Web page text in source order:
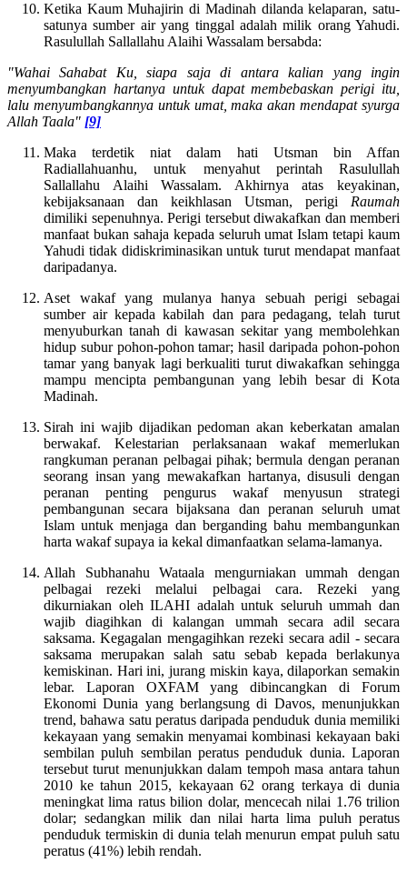
Ketika Kaum Muhajirin di Madinah dilanda kelaparan, satu-
satunya sumber air yang tinggal adalah milik orang Yahudi.
Rasulullah Sallallahu Alaihi Wassalam bersabda:
"Wahai Sahabat Ku, siapa saja di antara kalian yang ingin
menyumbangkan hartanya untuk dapat membebaskan perigi itu,
lalu menyumbangkannya untuk umat, maka akan mendapat syurga
Allah Taala" [9]
Maka terdetik niat dalam hati Utsman bin Affan
Radiallahuanhu, untuk menyahut perintah Rasulullah
Sallallahu Alaihi Wassalam. Akhirnya atas keyakinan,
kebijaksanaan dan keikhlasan Utsman, perigi Raumah
dimiliki sepenuhnya. Perigi tersebut diwakafkan dan memberi
manfaat bukan sahaja kepada seluruh umat Islam tetapi kaum
Yahudi tidak didiskriminasikan untuk turut mendapat manfaat
daripadanya.
Aset wakaf yang mulanya hanya sebuah perigi sebagai
sumber air kepada kabilah dan para pedagang, telah turut
menyuburkan tanah di kawasan sekitar yang membolehkan
hidup subur pohon-pohon tamar; hasil daripada pohon-pohon
tamar yang banyak lagi berkualiti turut diwakafkan sehingga
mampu mencipta pembangunan yang lebih besar di Kota
Madinah.
Sirah ini wajib dijadikan pedoman akan keberkatan amalan
berwakaf. Kelestarian perlaksanaan wakaf memerlukan
rangkuman peranan pelbagai pihak; bermula dengan peranan
seorang insan yang mewakafkan hartanya, disusuli dengan
peranan penting pengurus wakaf menyusun strategi
pembangunan secara bijaksana dan peranan seluruh umat
Islam untuk menjaga dan berganding bahu membangunkan
harta wakaf supaya ia kekal dimanfaatkan selama-lamanya.
Allah Subhanahu Wataala mengurniakan ummah dengan
pelbagai rezeki melalui pelbagai cara. Rezeki yang
dikurniakan oleh ILAHI adalah untuk seluruh ummah dan
wajib diagihkan di kalangan ummah secara adil secara
saksama. Kegagalan mengagihkan rezeki secara adil - secara
saksama merupakan salah satu sebab kepada berlakunya
kemiskinan. Hari ini, jurang miskin kaya, dilaporkan semakin
lebar. Laporan OXFAM yang dibincangkan di Forum
Ekonomi Dunia yang berlangsung di Davos, menunjukkan
trend, bahawa satu peratus daripada penduduk dunia memiliki
kekayaan yang semakin menyamai kombinasi kekayaan baki
sembilan puluh sembilan peratus penduduk dunia. Laporan
tersebut turut menunjukkan dalam tempoh masa antara tahun
2010 ke tahun 2015, kekayaan 62 orang terkaya di dunia
meningkat lima ratus bilion dolar, mencecah nilai 1.76 trilion
dolar; sedangkan milik dan nilai harta lima puluh peratus
penduduk termiskin di dunia telah menurun empat puluh satu
peratus (41%) lebih rendah.